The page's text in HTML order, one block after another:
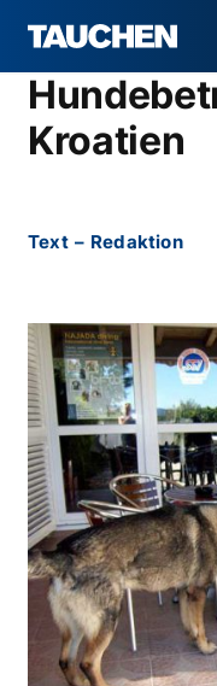
Kroatien
Text – Redaktion